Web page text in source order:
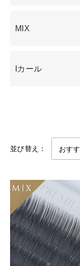
MIX
Iカール
並び替え：